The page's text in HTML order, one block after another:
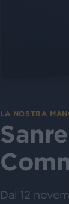
LA NOSTRA
Dal 12